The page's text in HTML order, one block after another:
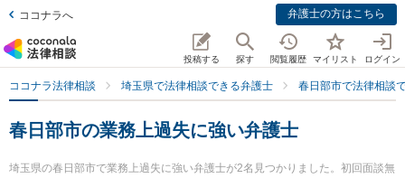
ココナラへ 弁護士の方はこちら
投稿する 探す 閲覧履歴 マイリスト ログイン
ココナラ法律相談 埼玉県で法律相談できる弁護士 春日部市で法律相談
春日部市の業務上過失に強い弁護士
埼玉県の春日部市で業務上過失に強い弁護士が2名見つかりました。初回面談無